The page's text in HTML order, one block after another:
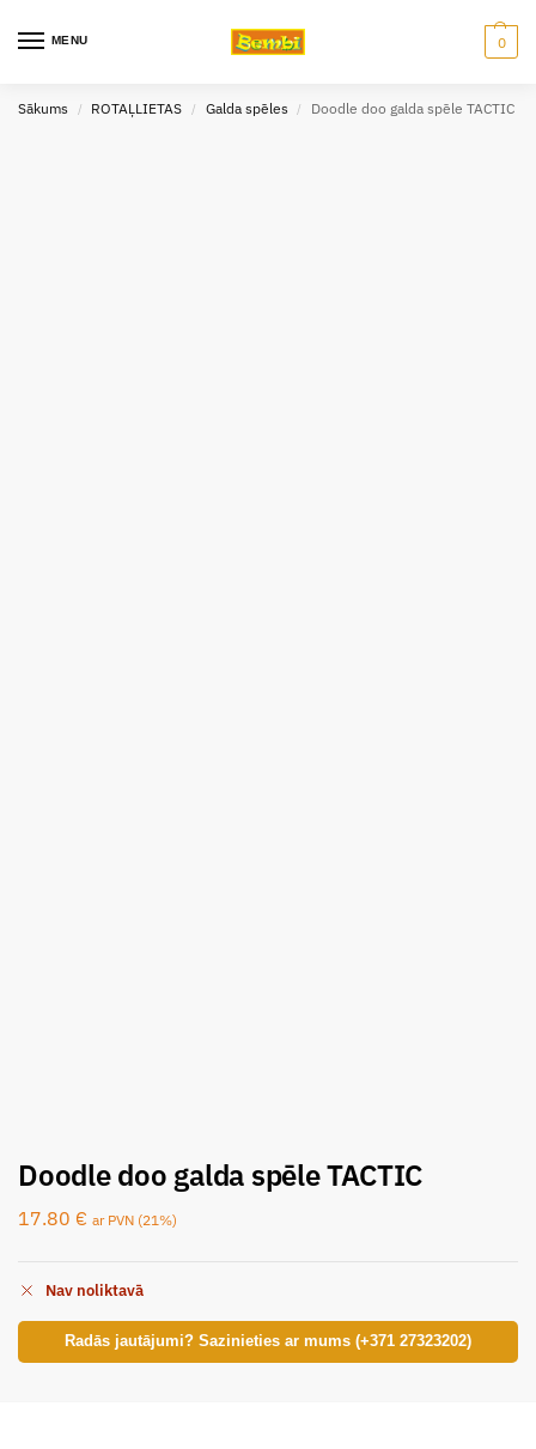
MENU 0
Sākums / ROTAĻLIETAS / Galda spēles / Doodle doo galda spēle TACTIC
Doodle doo galda spēle TACTIC
17.80 € ar PVN (21%)
Nav noliktavā
Radās jautājumi? Sazinieties ar mums (+371 27323202)